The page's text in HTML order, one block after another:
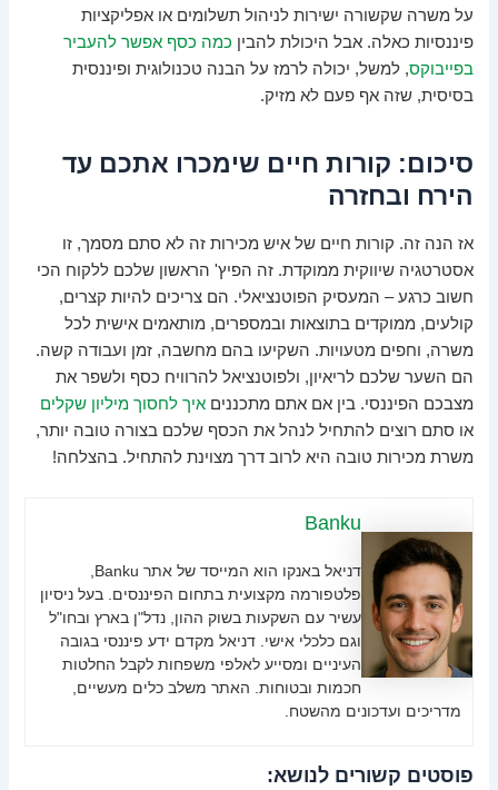
על משרה שקשורה ישירות לניהול תשלומים או אפליקציות
פיננסיות כאלה. אבל היכולת להבין כמה כסף אפשר להעביר
בפייבוקס, למשל, יכולה לרמז על הבנה טכנולוגית ופיננסית
בסיסית, שזה אף פעם לא מזיק.
סיכום: קורות חיים שימכרו אתכם עד
הירח ובחזרה
אז הנה זה. קורות חיים של איש מכירות זה לא סתם מסמך, זו
אסטרטגיה שיווקית ממוקדת. זה הפיץ' הראשון שלכם ללקוח הכי
חשוב כרגע – המעסיק הפוטנציאלי. הם צריכים להיות קצרים,
קולעים, ממוקדים בתוצאות ובמספרים, מותאמים אישית לכל
משרה, וחפים מטעויות. השקיעו בהם מחשבה, זמן ועבודה קשה.
הם השער שלכם לריאיון, ולפוטנציאל להרוויח כסף ולשפר את
מצבכם הפיננסי. בין אם אתם מתכנניםאיך לחסוך מיליון שקלים
או סתם רוצים להתחיל לנהל את הכסף שלכם בצורה טובה יותר,
משרת מכירות טובה היא לרוב דרך מצוינת להתחיל. בהצלחה!
Banku
פלטפורמה מקצועית בתחום הפיננסים. בעל ניסיון
עשיר עם השקעות בשוק ההון, נדל"ן בארץ ובחו"ל
וגם כלכלי אישי. דניאל מקדם ידע פיננסי בגובה
העיניים ומסייע לאלפי משפחות לקבל החלטות
חכמות ובטוחות. האתר משלב כלים מעשיים,
מדריכים ועדכונים מהשטח.
פוסטים קשורים לנושא: